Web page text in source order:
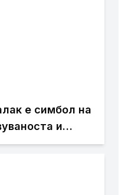
е симбол на
и